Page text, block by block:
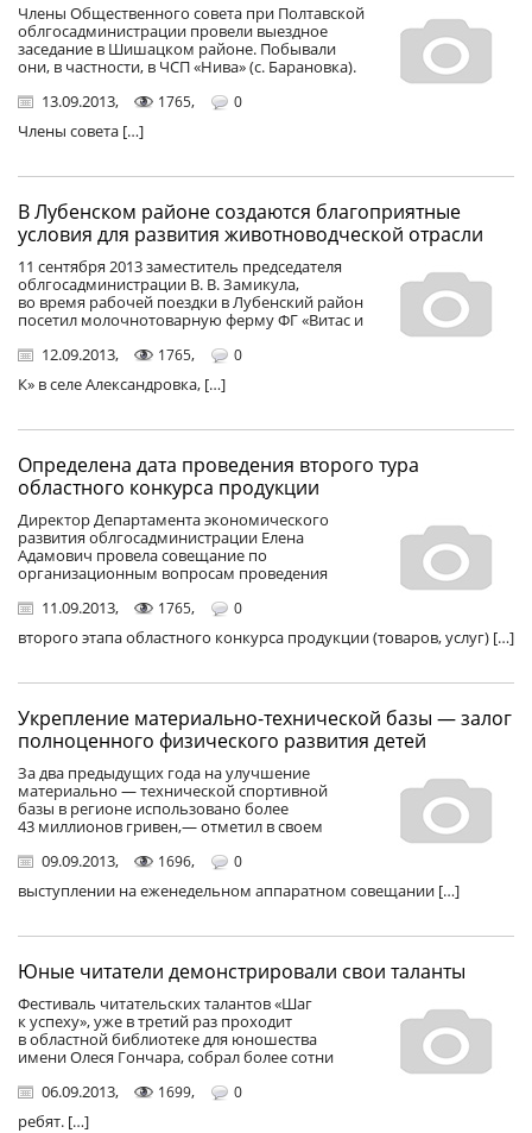
13.09.2013, 1765, 0
Члены Общественного совета при Полтавской
облгосадминистрации провели выездное
заседание в Шишацком районе. Побывали
они, в частности, в ЧСП «Нива» (с. Барановка).
Члены совета […]
В Лубенском районе создаются благоприятные
условия для развития животноводческой отрасли
12.09.2013, 1765, 0
11 сентября 2013 заместитель председателя
облгосадминистрации В. В. Замикула,
во время рабочей поездки в Лубенский район
посетил молочнотоварную ферму ФГ «Витас и
К» в селе Александровка, […]
Определена дата проведения второго тура
областного конкурса продукции
11.09.2013, 1765, 0
Директор Департамента экономического
развития облгосадминистрации Елена
Адамович провела совещание по
организационным вопросам проведения
второго этапа областного конкурса продукции (товаров, услуг) […]
Укрепление материально-технической базы — залог
полноценного физического развития детей
09.09.2013, 1696, 0
За два предыдущих года на улучшение
материально — технической спортивной
базы в регионе использовано более
43 миллионов гривен,— отметил в своем
выступлении на еженедельном аппаратном совещании […]
Юные читатели демонстрировали свои таланты
06.09.2013, 1699, 0
Фестиваль читательских талантов «Шаг
к успеху», уже в третий раз проходит
в областной библиотеке для юношества
имени Олеся Гончара, собрал более сотни
ребят. […]